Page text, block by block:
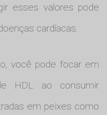
esses valores pode
cardíacas.
você pode focar em
HDL ao consumir
em peixes como